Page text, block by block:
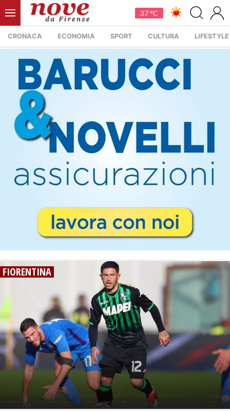
37 °C
CRONACA ECONOMIA SPORT CULTURA LIFESTYLE
FIORENTINA